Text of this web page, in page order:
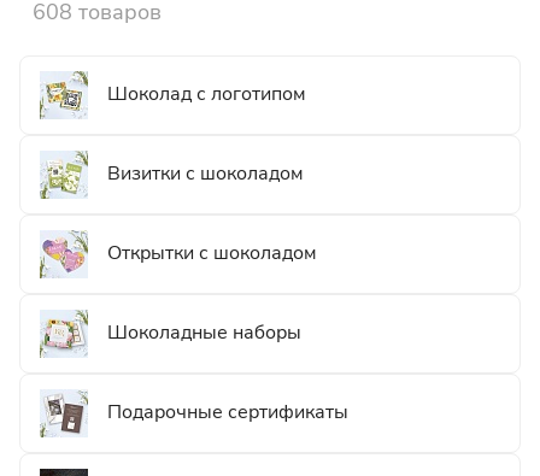
608 товаров
Шоколад с логотипом
Визитки с шоколадом
Открытки с шоколадом
Шоколадные наборы
Подарочные сертификаты